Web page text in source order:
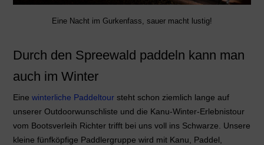
Eine Nacht im Gurkenfass, sauer macht lustig!
Durch den Spreewald paddeln kann man
auch im Winter
Eine winterliche Paddeltoursteht schon ziemlich lange auf
unserer Outdoorwunschliste und die Kanu-Winter-Erlebnistour
vom Bootsverleih Richter trifft bei uns voll ins Schwarze. Unsere
kleine fünfköpfige Paddlergruppe wird mit Kanu, Paddel,